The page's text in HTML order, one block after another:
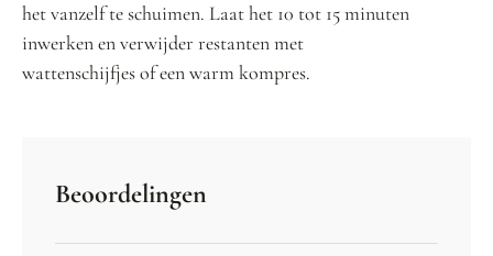
het vanzelf te schuimen. Laat het 10 tot 15 minuten
inwerken en verwijder restanten met
wattenschijfjes of een warm kompres.
Beoordelingen